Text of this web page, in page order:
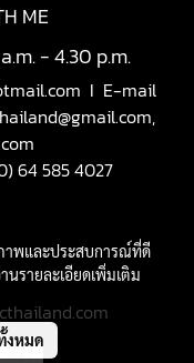
ME
- 4.30 p.m.
I E-mail
64 585 4027
321
าพและประสบการณ์ที่ดี
นรายละเอียดเพิ่มเติม
งหมด